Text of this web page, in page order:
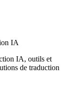
IA
IA, outils et
de traduction